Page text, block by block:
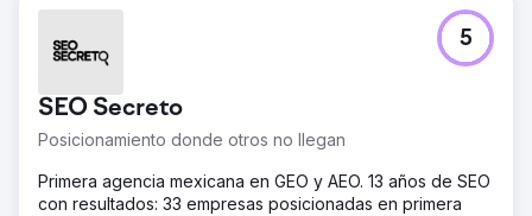
SEO Secreto
Posicionamiento donde otros no llegan
5
Primera agencia mexicana en GEO y AEO. 13 años de SEO
con resultados: 33 empresas posicionadas en primera